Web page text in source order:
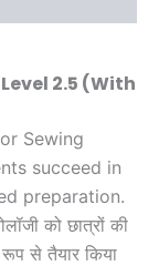
2.5 (With
Sewing
succeed in
preparation.
को छात्रों की
रूप से तैयार किया